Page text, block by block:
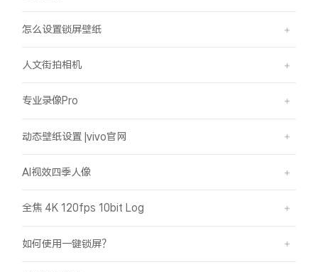
怎么设置锁屏壁纸
人文街拍相机
专业录像Pro
动态壁纸设置 |vivo官网
AI视效四季人像
全焦 4K 120fps 10bit Log
如何使用一键锁屏？